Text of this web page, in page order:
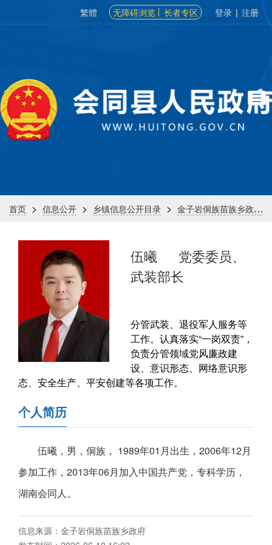
繁體 无障碍浏览 长者专区 登录 | 注册
首页 > 信息公开 > 乡镇信息公开目录 > 金子岩侗族苗族乡政府
伍曦
党委委员、
武装部长
分管武装、退役军人服务等
工作。认真落实“一岗双责”，
负责分管领域党风廉政建
设、意识形态、网络意识形
态、安全生产、平安创建等各项工作。
个人简历
伍曦，男，侗族， 1989年01月出生，2006年12月
参加工作，2013年06月加入中国共产党，专科学历，
湖南会同人。
信息来源：金子岩侗族苗族乡政府